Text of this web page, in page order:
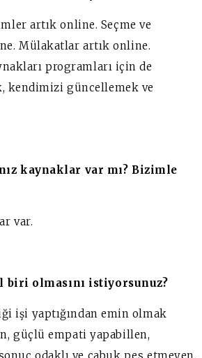
artık online. Seçme ve
Mülakatlar artık online.
programları için de
kendimizi güncellemek ve
kaynaklar var mı? Bizimle
var.
biri olmasını istiyorsunuz?
işi yaptığından emin olmak
güçlü empati yapabillen,